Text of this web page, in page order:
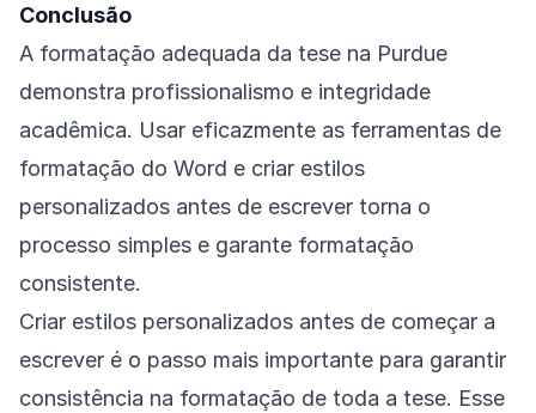
Conclusão
A formatação adequada da tese na Purdue
demonstra profissionalismo e integridade
acadêmica. Usar eficazmente as ferramentas de
formatação do Word e criar estilos
personalizados antes de escrever torna o
processo simples e garante formatação
consistente.
Criar estilos personalizados antes de começar a
escrever é o passo mais importante para garantir
consistência na formatação de toda a tese. Esse